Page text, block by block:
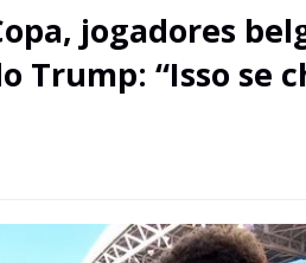
jogadores
Trump: “Isso se